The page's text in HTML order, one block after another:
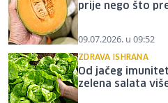
prije nego što
09.07.2026. u 09:52
ZDRAVA ISHRANA
Od jačeg
zelena salata